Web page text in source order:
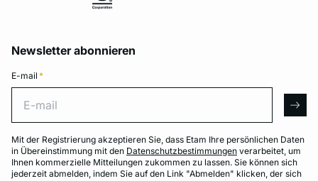
Newsletter abonnieren
E-mail *
Mit der Registrierung akzeptieren Sie, dass Etam Ihre persönlichen Daten
in Übereinstimmung mit den Datenschutzbestimmungen verarbeitet, um
Ihnen kommerzielle Mitteilungen zukommen zu lassen. Sie können sich
jederzeit abmelden, indem Sie auf den Link "Abmelden" klicken, der sich